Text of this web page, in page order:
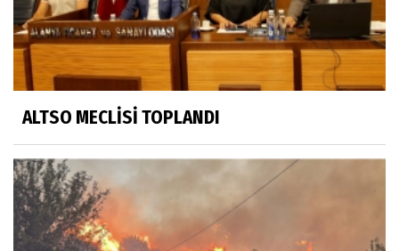
ALTSO MECLİSİ TOPLANDI